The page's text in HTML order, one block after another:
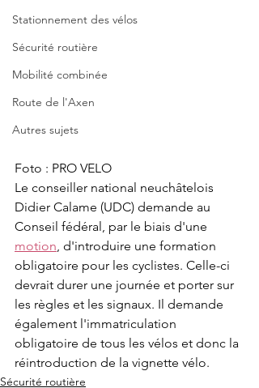
Stationnement des vélos
Sécurité routière
Mobilité combinée
Route de l'Axen
Autres sujets
Foto : PRO VELO
Le conseiller national neuchâtelois
Didier Calame (UDC) demande au
Conseil fédéral, par le biais d'une
motion, d'introduire une formation
obligatoire pour les cyclistes. Celle-ci
devrait durer une journée et porter sur
les règles et les signaux. Il demande
également l'immatriculation
obligatoire de tous les vélos et donc la
réintroduction de la vignette vélo.
Sécurité routière